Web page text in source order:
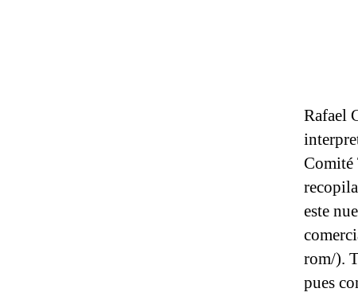
Rafael
Comité
este
rom/).
pues